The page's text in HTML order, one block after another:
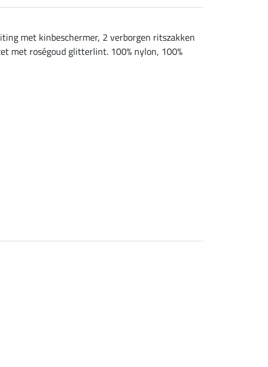
met kinbeschermer, 2 verborgen ritszakken
met roségoud glitterlint. 100% nylon, 100%